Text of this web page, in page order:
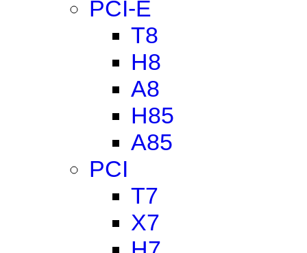
PCI-E
T8
H8
A8
H85
A85
PCI
T7
X7